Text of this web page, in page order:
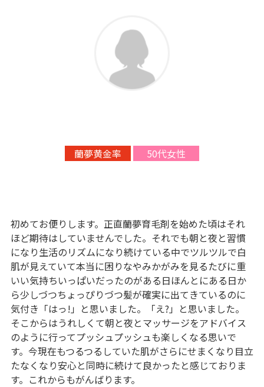
蘭夢黄金率 50代女性
初めてお便りします。正直蘭夢育毛剤を始めた頃はそれ
ほど期待はしていませんでした。それでも朝と夜と習慣
になり生活のリズムになり続けている中でツルツルで白
肌が見えていて本当に困りなやみかがみを見るたびに重
いい気持ちいっぱいだったのがある日ほんとにある日か
ら少しづつちょっぴりづつ髪が確実に出てきているのに
気付き「はっ!」と思いました。「え?」と思いました。
そこからはうれしくて朝と夜とマッサージをアドバイス
のように行ってプッシュプッシュも楽しくなる思いで
す。今現在もつるつるしていた肌がさらにせまくなり目立
たなくなり安心と同時に続けて良かったと感じておりま
す。これからもがんばります。